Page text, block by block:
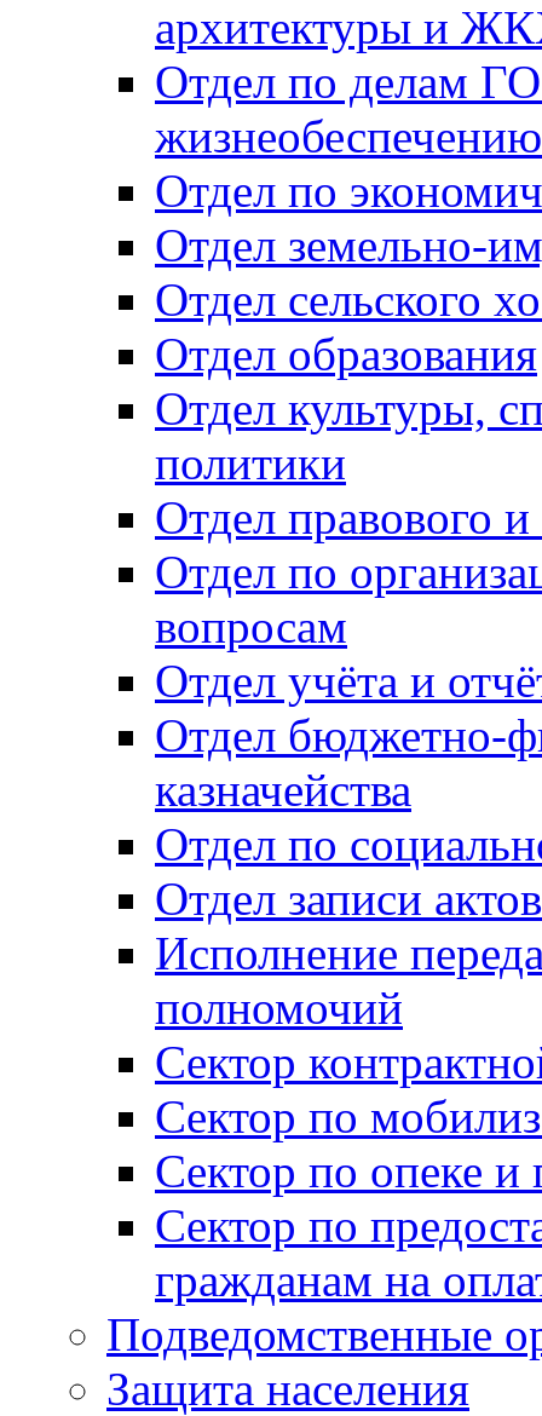
архитектуры и
Отдел по делам
Отдел по
Отдел земельно-
Отдел сельского
Отдел образования
Отдел культуры,
политики
Отдел правового
Отдел по
вопросам
Отдел учёта и
Отдел бюджетно-
казначейства
Отдел по
Отдел записи
Исполнение
полномочий
Сектор
Сектор по
Сектор по опеке и
Сектор по
гражданам на
Подведомственные
Защита населения